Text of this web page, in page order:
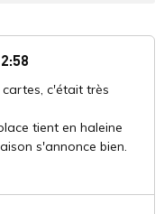
c'était très
tient en haleine
s'annonce bien.